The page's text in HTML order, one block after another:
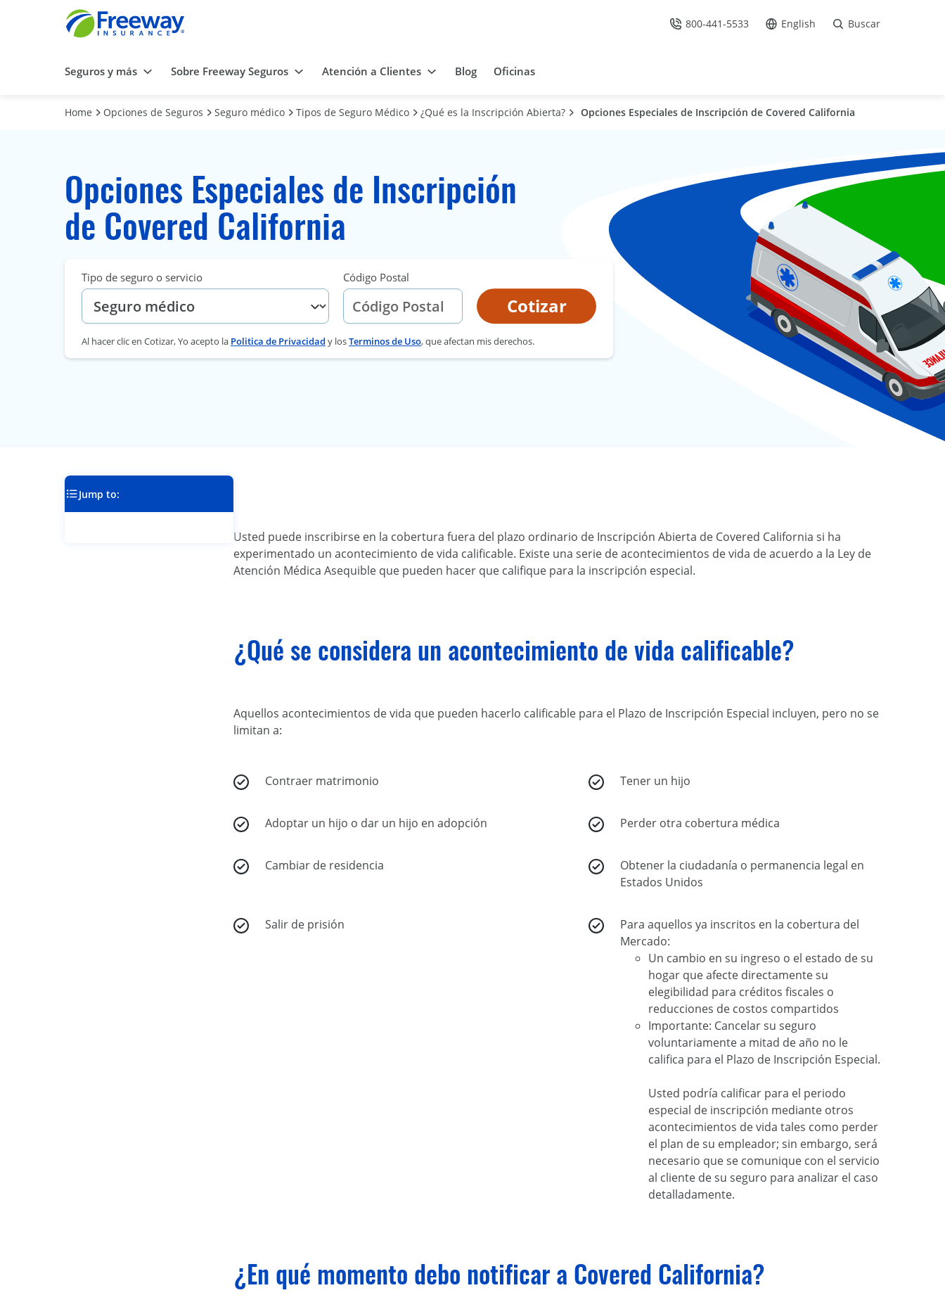
Llámenos
800-441-5533 Ir al sitio en Español /
English Buscar
Seguros y más Sobre Freeway Seguros Atención a Clientes Blog Oficinas
Home Opciones de Seguros Seguro médico Tipos de Seguro Médico ¿Qué es la Inscripción Abierta? Opciones Especiales de Inscripción de Covered California
Opciones Especiales de Inscripción
de Covered California
Tipo de seguro o servicio Código Postal
Cotizar
Al hacer clic en Cotizar, Yo acepto la Politica de Privacidad y losTerminos de Uso, que afectan mis derechos.
Jump to:
Usted puede inscribirse en la cobertura fuera del plazo ordinario de Inscripción Abierta de Covered California si ha
experimentado un acontecimiento de vida calificable. Existe una serie de acontecimientos de vida de acuerdo a la Ley de
Atención Médica Asequible que pueden hacer que califique para la inscripción especial.
¿Qué se considera un acontecimiento de vida calificable?
Aquellos acontecimientos de vida que pueden hacerlo calificable para el Plazo de Inscripción Especial incluyen, pero no se
limitan a:
Contraer matrimonio Tener un hijo
Adoptar un hijo o dar un hijo en adopción Perder otra cobertura médica
Cambiar de residencia
Obtener la ciudadanía o permanencia legal en
Estados Unidos
Salir de prisión
Para aquellos ya inscritos en la cobertura del
Mercado:
Un cambio en su ingreso o el estado de su
hogar que afecte directamente su
elegibilidad para créditos fiscales o
reducciones de costos compartidos
Importante: Cancelar su seguro
voluntariamente a mitad de año no le
califica para el Plazo de Inscripción Especial.
Usted podría calificar para el periodo
especial de inscripción mediante otros
acontecimientos de vida tales como perder
el plan de su empleador; sin embargo, será
necesario que se comunique con el servicio
al cliente de su seguro para analizar el caso
detalladamente.
¿En qué momento debo notificar a Covered California?